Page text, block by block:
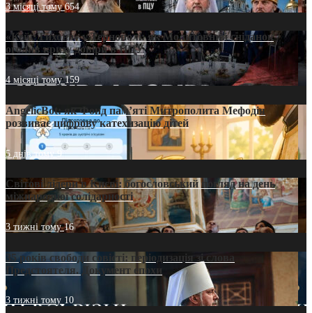
3 місяці тому654
«Кейс Тихона» у Тернополі: як Молитовний сніданок
оголив кризу довіри в ПЦУ
4 місяці тому159
AngelicBot: як Фонд пам’яті Митрополита Мефодія
розвиває цифрову катехизацію дітей
5 днів тому9
Світові лідери в Києві: богословський погляд на день
міжнародної солідарності
3 тижні тому16
35 років свободи совісті: періодизація зі слова
Предстоятеля. Документ епохи
3 тижні тому 10